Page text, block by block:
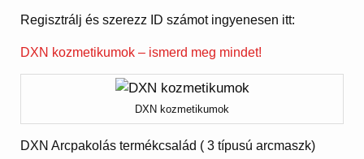
Regisztrálj és szerezz ID számot ingyenesen itt:
DXN kozmetikumok – ismerd meg mindet!
DXN kozmetikumok
DXN Arcpakolás termékcsalád ( 3 típusú arcmaszk)